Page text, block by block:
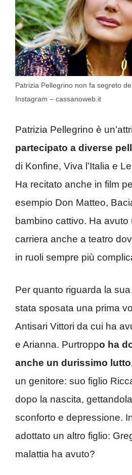
Patrizia Pellegrino non fa segreto
Instagram – cassanoweb.it
Patrizia Pellegrino è
partecipato a diverse
di Konfine, Viva l’Italia e
Ha recitato anche in film
esempio Don Matteo,
bambino cattivo. Ha avuto
carriera anche a teatro
in ruoli sempre più
Per quanto riguarda la
stata sposata una prima
Antisari Vittori da cui ha
e Arianna. Purtroppo ha
anche un durissimo
un genitore: suo figlio
dopo la nascita,
sconforto e depressione.
adottato un altro figlio:
malattia ha avuto?